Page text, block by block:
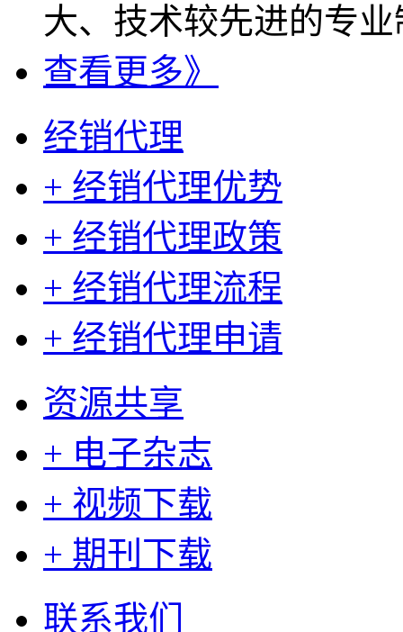
大、技术较先进的专
查看更多》
经销代理
+ 经销代理优势
+ 经销代理政策
+ 经销代理流程
+ 经销代理申请
资源共享
+ 电子杂志
+ 视频下载
+ 期刊下载
联系我们